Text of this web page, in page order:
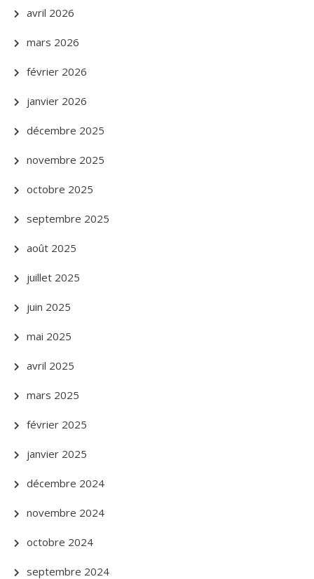
avril 2026
mars 2026
février 2026
janvier 2026
décembre 2025
novembre 2025
octobre 2025
septembre 2025
août 2025
juillet 2025
juin 2025
mai 2025
avril 2025
mars 2025
février 2025
janvier 2025
décembre 2024
novembre 2024
octobre 2024
septembre 2024